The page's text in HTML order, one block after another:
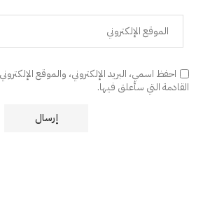
احفظ اسمي، البريد الإلكتروني، والموقع
القادمة التي سأعلق فيها.